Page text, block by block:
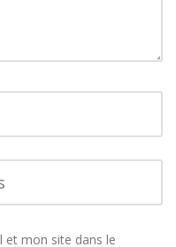
et mon site dans le